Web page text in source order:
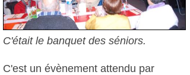
C'était le banquet des séniors.
C'est un évènement attendu par